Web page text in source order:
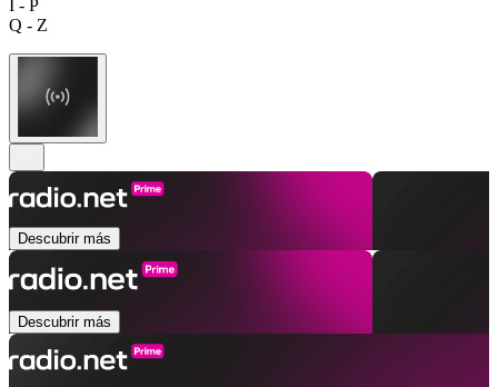
I - P
Q - Z
Descubrir más
Descubrir más